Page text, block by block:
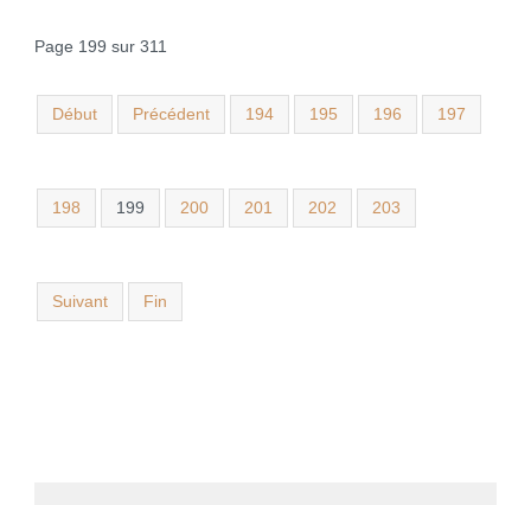
Page 199 sur 311
Début Précédent 194 195 196 197
198 199 200 201 202 203
Suivant Fin